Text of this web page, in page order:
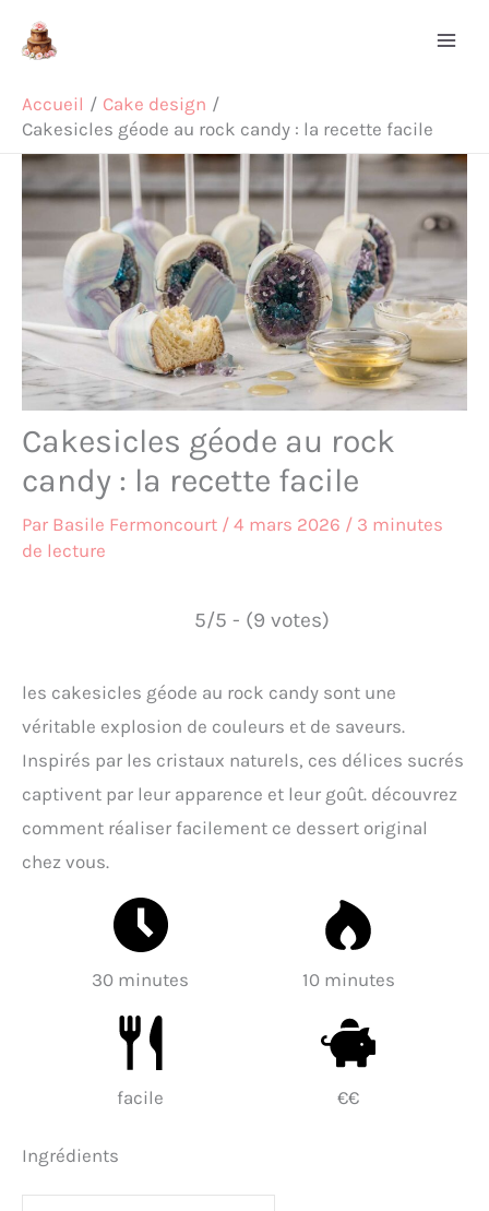
Accueil
Cake design
Cakesicles géode au rock candy : la recette facile
Cakesicles géode au rock
candy : la recette facile
Par Basile Fermoncourt / 4 mars 2026 / 3 minutes
de lecture
5/5 - (9 votes)
les cakesicles géode au rock candy sont une
véritable explosion de couleurs et de saveurs.
Inspirés par les cristaux naturels, ces délices sucrés
captivent par leur apparence et leur goût. découvrez
comment réaliser facilement ce dessert original
chez vous.
30 minutes 10 minutes
facile €€
Ingrédients
Rechercher